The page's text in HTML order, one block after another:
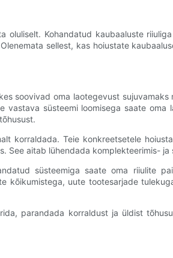
oluliselt. Kohandatud kaubaaluste
sellest, kas hoiustate
soovivad oma laotegevust
vastava süsteemi loomisega saate
korraldada. Teie konkreetsetele
See aitab lühendada komplekteerimis-
süsteemiga saate oma riiulite
kõikumistega, uute tootesarjade
parandada korraldust ja üldist